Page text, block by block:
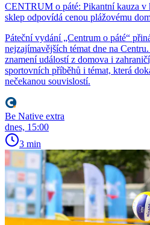
CENTRUM o páté: Pikantní kauza v
sklep odpovídá cenou plážovému
Páteční vydání „Centrum o páté“
nejzajímavějších témat dne na
znamení událostí z domova i
sportovních příběhů i témat, která
nečekanou souvislostí.
Be Native extra
dnes, 15:00
3 min